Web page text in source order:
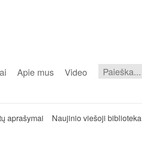
Apie mus Video
aprašymai Naujinio viešoji biblioteka